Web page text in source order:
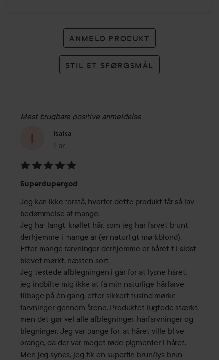
ANMELD PRODUKT
STIL ET SPØRGSMÅL
Mest brugbare positive anmeldelse
IsaIsa
1 år
Posten blev oprettet 1 år
5
ud
af
5
Superdupergod
Jeg kan ikke forstå, hvorfor dette produkt får så lav
bedømmelse af mange.
Jeg har langt, krøllet hår, som jeg har farvet brunt
derhjemme i mange år (er naturligt mørkblond).
Efter mange farvninger derhjemme er håret til sidst
blevet mørkt, næsten sort.
Jeg testede afblegningen i går for at lysne håret,
jeg indbilte mig ikke at få min naturlige hårfarve
tilbage på én gang, efter sikkert tusind mørke
farvninger gennem årene. Produktet lugtede stærkt,
men det gør vel alle afblegninger, hårfarvninger og
blegninger. Jeg var bange for, at håret ville blive
orange, da der var meget røde pigmenter i håret.
Men jeg synes, jeg fik en superfin brun/lys brun